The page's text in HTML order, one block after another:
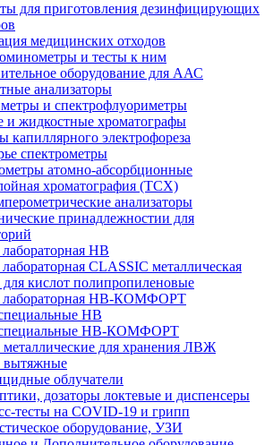
для приготовления дезинфицирующих
медицинских отходов
и тесты к ним
оборудование для ААС
анализаторы
и спектрофлуориметры
и жидкостные хроматографы
капиллярного электрофореза
спектрометры
атомно-абсорбционные
хроматография (ТСХ)
анализаторы
принадлежностии для
НВ
CLASSIC металлическая
кислот полипропиленовые
лабораторная НВ-КОМФОРТ
НВ
НВ-КОМФОРТ
для хранения ЛВЖ
облучатели
дозаторы локтевые и диспенсеры
тесты на COVID-19 и грипп
оборудование, УЗИ